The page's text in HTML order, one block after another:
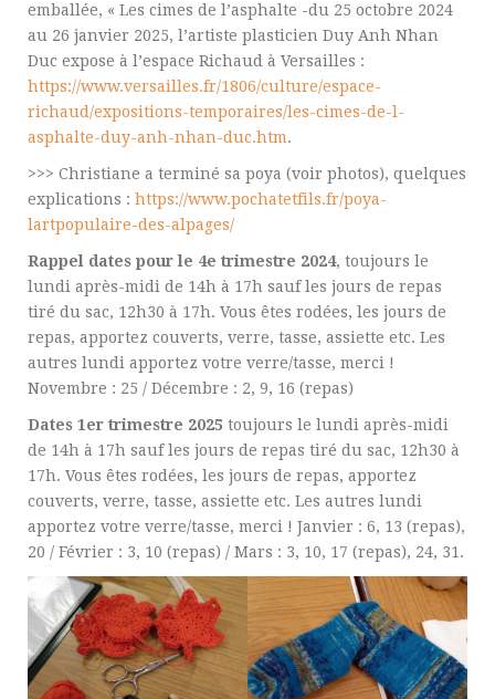
emballée, « Les cimes de l’asphalte -du 25 octobre 2024
au 26 janvier 2025, l’artiste plasticien Duy Anh Nhan
Duc expose à l’espace Richaud à Versailles :
https://www.versailles.fr/1806/culture/espace-
richaud/expositions-temporaires/les-cimes-de-l-
asphalte-duy-anh-nhan-duc.htm.
>>> Christiane a terminé sa poya (voir photos), quelques
explications : https://www.pochatetfils.fr/poya-
lartpopulaire-des-alpages/
Rappel dates pour le 4e trimestre 2024, toujours le
lundi après-midi de 14h à 17h sauf les jours de repas
tiré du sac, 12h30 à 17h. Vous êtes rodées, les jours de
repas, apportez couverts, verre, tasse, assiette etc. Les
autres lundi apportez votre verre/tasse, merci !
Novembre : 25 / Décembre : 2, 9, 16 (repas)
Dates 1er trimestre 2025 toujours le lundi après-midi
de 14h à 17h sauf les jours de repas tiré du sac, 12h30 à
17h. Vous êtes rodées, les jours de repas, apportez
couverts, verre, tasse, assiette etc. Les autres lundi
apportez votre verre/tasse, merci ! Janvier : 6, 13 (repas),
20 / Février : 3, 10 (repas) / Mars : 3, 10, 17 (repas), 24, 31.